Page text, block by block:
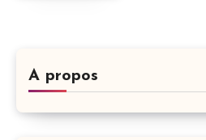
A propos